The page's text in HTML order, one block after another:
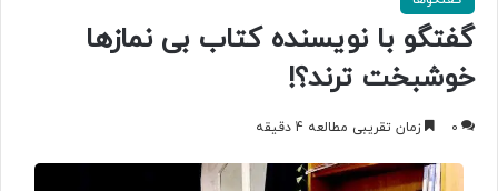
گفتگو با نویسنده کتاب بی نمازها
خوشبخت ترند؟!
0 زمان تقریبی مطالعه 4 دقیقه